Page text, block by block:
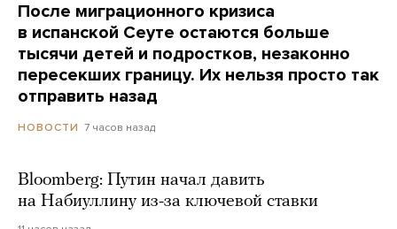
После миграционного кризиса
в испанской Сеуте остаются больше
тысячи детей и подростков, незаконно
пересекших границу. Их нельзя просто так
отправить назад
НОВОСТИ 7 часов назад
Bloomberg: Путин начал давить
на Набиуллину из-за ключевой ставки